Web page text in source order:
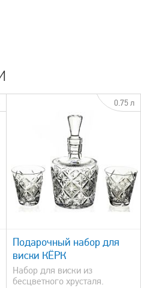
0.75 л
Подарочный набор для
виски КЁРК
Набор для виски из
бесцветного хрусталя.